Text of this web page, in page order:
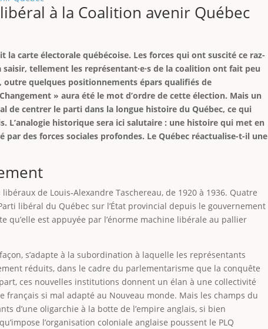
à la Coalition avenir Québec
la carte électorale québécoise. Les forces qui ont suscité ce raz-
tellement les représentant·e·s de la coalition ont fait peu
quelques positionnements épars qualifiés de
» aura été le mot d’ordre de cette élection. Mais un
de centrer le parti dans la longue histoire du Québec, ce qui
L’analogie historique sera ici salutaire : une histoire qui met en
des forces sociales profondes. Le Québec réactualise-t-il une
de Louis‑Alexandre Taschereau, de 1920 à 1936. Quatre
libéral du Québec sur l’État provincial depuis le gouvernement
qu’elle est appuyée par l’énorme machine libérale au pallier
s’adapte à la subordination à laquelle les représentants
réduits, dans le cadre du parlementarisme que la conquête
ces nouvelles institutions donnent un élan à une collectivité
français si mal adapté au Nouveau monde. Mais les champs du
d’une oligarchie à la botte de l’empire anglais, si bien
l’organisation coloniale anglaise poussent le PLQ